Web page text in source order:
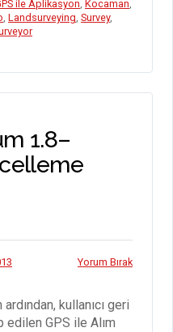
ile Aplikasyon, Kocaman,
, Landsurveying, Survey,
1.8–
Yorum Bırak
kullanıcı geri
GPS ile Alım